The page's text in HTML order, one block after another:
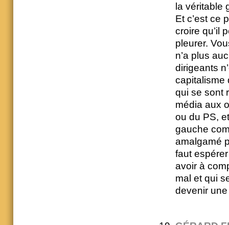
la véritable
Et c’est ce
croire qu’il
pleurer.
n’a plus
dirigeants
capitalisme
qui se sont
média aux
ou du PS,
gauche
amalgamé
faut
avoir à
mal et qui
devenir